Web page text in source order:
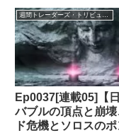
Ep0037[連載05]【
バブルの頂点と崩
ド危機とソロスの